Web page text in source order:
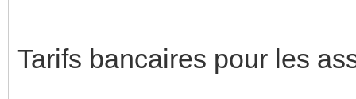
Tarifs bancaires pour les